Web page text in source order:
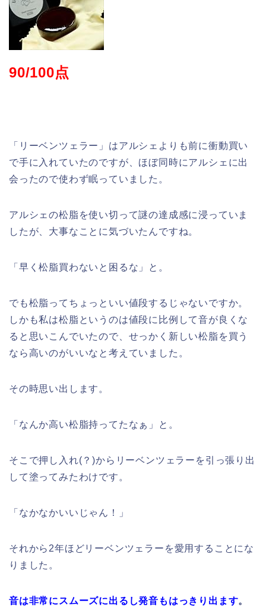
90/100点
「リーベンツェラー」はアルシェよりも前に衝動買い
で手に入れていたのですが、ほぼ同時にアルシェに出
会ったので使わず眠っていました。
アルシェの松脂を使い切って謎の達成感に浸っていま
したが、大事なことに気づいたんですね。
「早く松脂買わないと困るな」と。
でも松脂ってちょっといい値段するじゃないですか。
しかも私は松脂というのは値段に比例して音が良くな
ると思いこんでいたので、せっかく新しい松脂を買う
なら高いのがいいなと考えていました。
その時思い出します。
「なんか高い松脂持ってたなぁ」と。
そこで押し入れ(？)からリーベンツェラーを引っ張り出
して塗ってみたわけです。
「なかなかいいじゃん！」
それから2年ほどリーベンツェラーを愛用することにな
りました。
音は非常にスムーズに出るし発音もはっきり出ます。